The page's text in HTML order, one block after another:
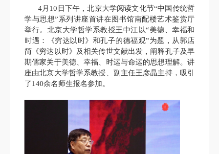
4月10日下午，北京大学阅读文化节“中国传统哲
学与思想”系列讲座首讲在图书馆南配楼艺术鉴赏厅
举行。北京大学哲学系教授王中江以“美德、幸福和
时遇：《穷达以时》和孔子的德福观”为题，从郭店
简《穷达以时》及相关传世文献出发，阐释孔子及早
期儒家关于美德、幸福、时运与命运的思想理解。讲
座由北京大学哲学系教授、副主任王彦晶主持，吸引
了140余名师生报名参加。